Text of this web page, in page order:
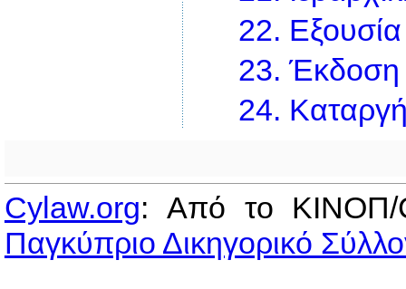
22.
23.Έκδοση
24.
Cylaw.org: Από το
Παγκύπριο Δικηγορικό